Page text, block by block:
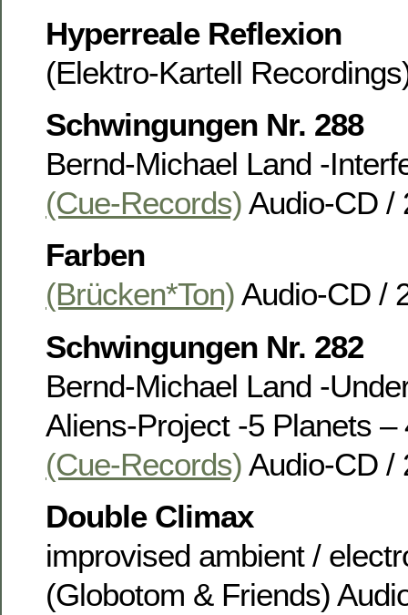
Hyperreale Reflexion
(Elektro-Kartell
Schwingungen Nr. 288
Bernd-Michael Land -
(Cue-Records) Audio-CD /
Farben
(Brücken*Ton) Audio-CD /
Schwingungen Nr. 282
Bernd-Michael Land -
Aliens-Project -5 Planets –
(Cue-Records) Audio-CD /
Double Climax
improvised ambient /
(Globotom & Friends)